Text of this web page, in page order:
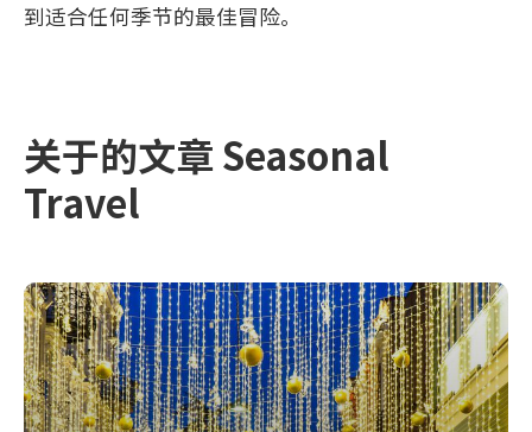
到适合任何季节的最佳冒险。
关于的文章 Seasonal
Travel